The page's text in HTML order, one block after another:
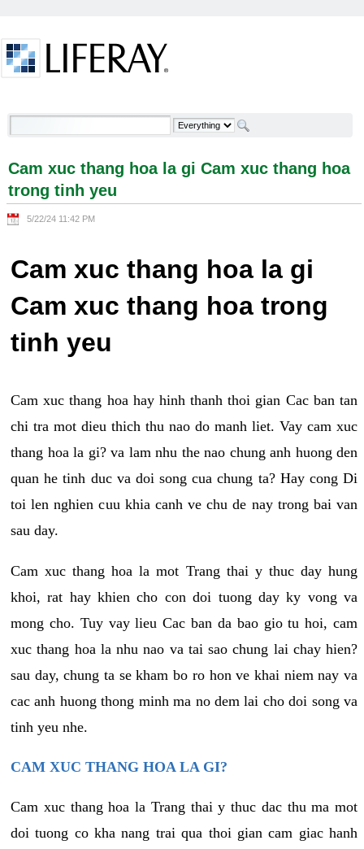
Cam xuc thang hoa la gi Cam xuc thang hoa trong
Cam xuc thang hoa la gi Cam xuc thang hoa
trong tinh yeu
5/22/24 11:42 PM
Cam xuc thang hoa la gi
Cam xuc thang hoa trong
tinh yeu
Cam xuc thang hoa hay hinh thanh thoi gian Cac ban tan
chi tra mot dieu thich thu nao do manh liet. Vay cam xuc
thang hoa la gi? va lam nhu the nao chung anh huong den
quan he tinh duc va doi song cua chung ta? Hay cong Di
toi len nghien cuu khia canh ve chu de nay trong bai van
sau day.
Cam xuc thang hoa la mot Trang thai y thuc day hung
khoi, rat hay khien cho con doi tuong day ky vong va
mong cho. Tuy vay lieu Cac ban da bao gio tu hoi, cam
xuc thang hoa la nhu nao va tai sao chung lai chay hien?
sau day, chung ta se kham bo ro hon ve khai niem nay va
cac anh huong thong minh ma no dem lai cho doi song va
tinh yeu nhe.
CAM XUC THANG HOA LA GI?
Cam xuc thang hoa la Trang thai y thuc dac thu ma mot
doi tuong co kha nang trai qua thoi gian cam giac hanh